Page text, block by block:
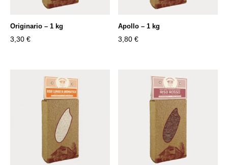
Originario – 1 kg
3,30 €
Apollo – 1 kg
3,80€